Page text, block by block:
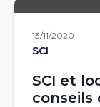
13/11/2020
SCI
SCI et
conseils